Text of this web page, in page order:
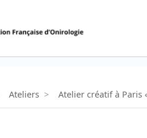
Ateliers > Atelier créatif à Paris